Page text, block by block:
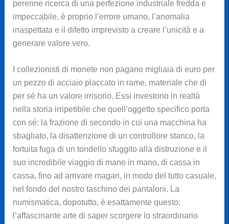
perenne ricerca di una perfezione industriale fredda e
impeccabile, è proprio l’errore umano, l’anomalia
inaspettata e il difetto imprevisto a creare l’unicità e a
generare valore vero.
I collezionisti di monete non pagano migliaia di euro per
un pezzo di acciaio placcato in rame, materiale che di
per sé ha un valore irrisorio. Essi investono in realtà
nella storia irripetibile che quell’oggetto specifico porta
con sé: la frazione di secondo in cui una macchina ha
sbagliato, la disattenzione di un controllore stanco, la
fortuita fuga di un tondello sfuggito alla distruzione e il
suo incredibile viaggio di mano in mano, di cassa in
cassa, fino ad arrivare magari, in modo del tutto casuale,
nel fondo del nostro taschino dei pantaloni. La
numismatica, dopotutto, è esattamente questo:
l’affascinante arte di saper scorgere lo straordinario